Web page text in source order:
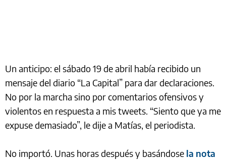
Un anticipo: el sábado 19 de abril había recibido un
mensaje del diario “La Capital” para dar declaraciones.
No por la marcha sino por comentarios ofensivos y
violentos en respuesta a mis tweets. “Siento que ya me
expuse demasiado”, le dije a Matías, el periodista.
No importó. Unas horas después y basándose la nota